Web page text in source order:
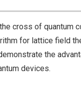
cross of quantum
for lattice field
the
devices.